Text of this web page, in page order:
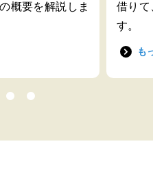
概要を解説しま
借りて
す。
も